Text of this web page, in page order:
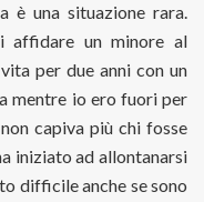
è una situazione rara.
affidare un minore al
per due anni con un
mentre io ero fuori per
capiva più chi fosse
iniziato ad allontanarsi
difficile anche se sono